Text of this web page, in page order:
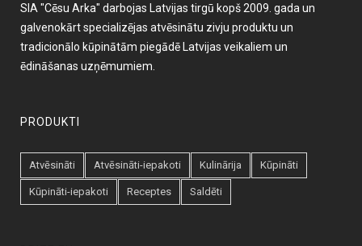
SIA "Cēsu Arka" darbojas Latvijas tirgū kopš 2009. gada un
galvenokārt specializējas atvēsinātu zivju produktu un
tradicionālo kūpinātām piegādē Latvijas veikaliem un
ēdināšanas uzņēmumiem.
PRODUKTI
Atvēsināti Atvēsināti-iepakoti Kulinārija Kūpināti
Kūpināti-iepakoti Receptes Saldēti